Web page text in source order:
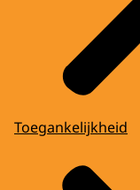
Toegankelijkheid